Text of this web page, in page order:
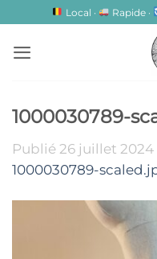
contenu
Local · Rapide ·
1000030789-
Publié 26 juillet 2024
1000030789-